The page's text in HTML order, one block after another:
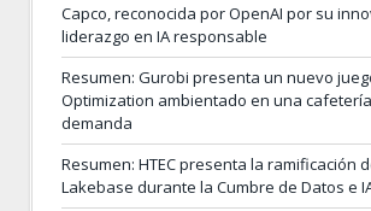
Capco, reconocida por OpenAI por su
liderazgo en IA responsable
Resumen: Gurobi presenta un nuevo
Optimization ambientado en una
demanda
Resumen: HTEC presenta la ramificación
Lakebase durante la Cumbre de Datos e